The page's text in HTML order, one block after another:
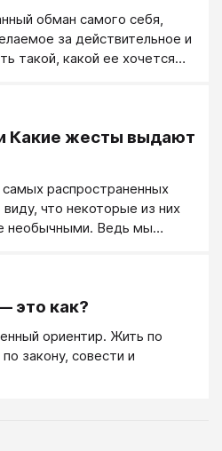
обман самого себя,
за действительное и
такой, какой ее хочется
Какие жесты выдают
распространенных
что некоторые из них
необычными. Ведь мы
человек». Увы, многие
не имеют ничего
это как?
ориентир. Жить по
закону, совести и